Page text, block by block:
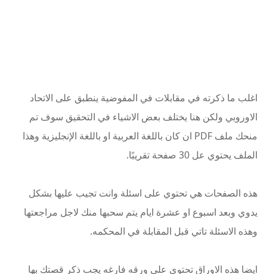
اغلب ما ذكرته في مقابلات في المفوضية ينطبق على الاتحاد
الاوروبي ولكن هنا يختلف بعض الاشياء في التحقيق سوف تم
منحك ملف PDF ان كان باللغة العربية او باللغة الإنجليزية وهذا
الملف يحتوي عل 30 صفحة تقريبًا.
هذه الصفحات هي تحتوي على اسئلة وانت تجيب عليها بشكل
يدوي وبعد اسبوع او عشرة ايام يتم سحبها منك لاجل مراجعتها
وهذه الاسئلة تاتي قبل المقابلة في المحكمه.
ايضا هذه الاوراق تحتوي على ورقه فارغه يجب ذكر قصتك بها